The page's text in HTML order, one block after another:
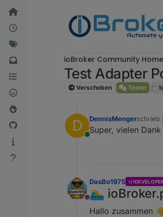
Weiter zum Inhalt
ioBroker Community Home
Test Adapter
Verschoben Tester
D
Online
DennisMengerschrieb
zuletzt
Super, vielen
Offline
DasBo1975
🏊‍♂️
Hallo zusammen